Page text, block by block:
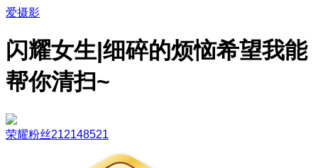
爱摄影
闪耀女生|细碎的烦恼希望我能
帮你清扫~
荣耀粉丝212148521